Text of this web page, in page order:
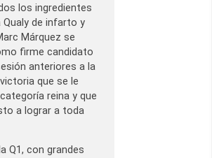
los ingredientes
Qualy de infarto y
Márquez se
firme candidato
anteriores a la
que se le
reina y que
a lograr a toda
Q1, con grandes